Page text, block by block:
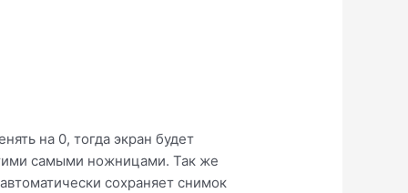
на 0, тогда экран будет
самыми ножницами. Так же
сохраняет снимок